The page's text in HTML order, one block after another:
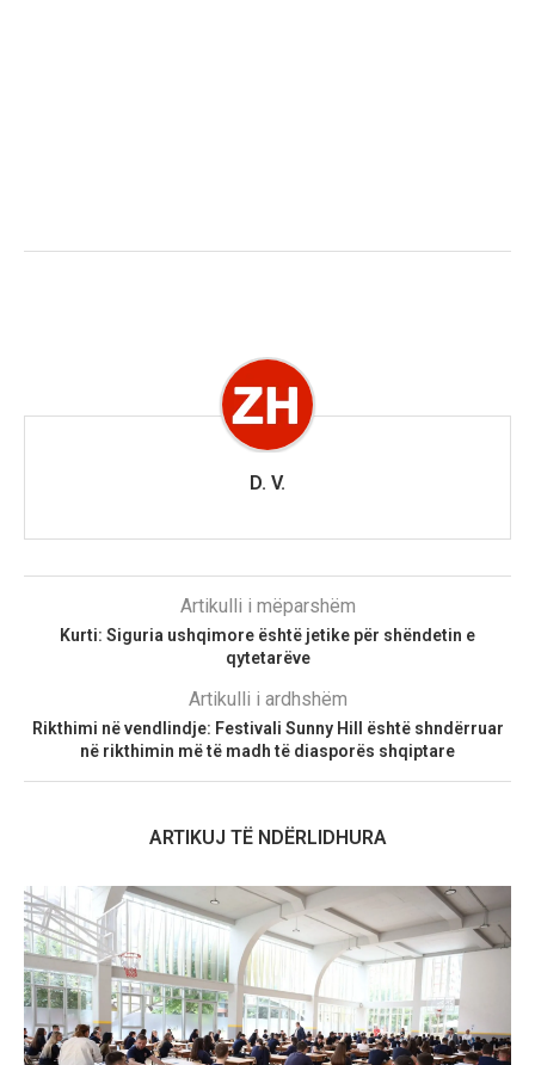
D. V.
Artikulli i mëparshëm
​Kurti: Siguria ushqimore është jetike për shëndetin e
qytetarëve
Artikulli i ardhshëm
Rikthimi në vendlindje: Festivali Sunny Hill është shndërruar
në rikthimin më të madh të diasporës shqiptare
ARTIKUJ TË NDËRLIDHURA